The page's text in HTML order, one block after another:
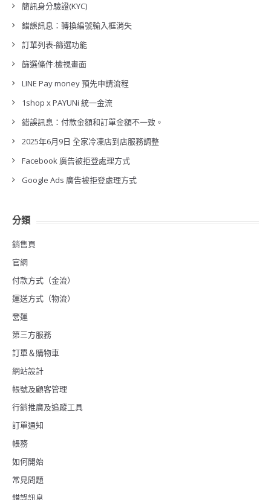
簡訊身分驗證(KYC)
錯誤訊息：轉換編號輸入框消失
訂單列表-篩選功能
篩選條件:檢視畫面
LINE Pay money 預先申請流程
1shop x PAYUNi 統一金流
錯誤訊息：付款金額和訂單金額不一致。
2025年6月9日 全家冷凍店到店服務調整
Facebook 廣告被拒登處理方式
Google Ads 廣告被拒登處理方式
分類
銷售頁
官網
付款方式（金流）
運送方式（物流）
營運
第三方服務
訂單＆購物車
網站設計
帳號及顧客管理
行銷推廣及追蹤工具
訂單通知
帳務
如何開始
常見問題
錯誤訊息